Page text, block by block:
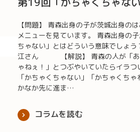
【問題】 青森出身の子が茨城出身の
メニューを見ています。 青森出身の
ちゃない」とはどういう意味でしょ
江さん 【解説】 青森の人が「あ
ゃねぇ！」とつぶやいていたらイラつ
「かちゃくちゃない」「かちゃくち
かなか先に進ま…
コラムを読む